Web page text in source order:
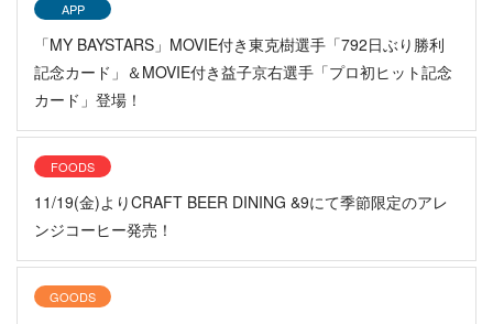
APP
「MY BAYSTARS」MOVIE付き東克樹選手「792日ぶり勝利
記念カード」＆MOVIE付き益子京右選手「プロ初ヒット記念
カード」登場！
FOODS
11/19(金)よりCRAFT BEER DINING &9にて季節限定のアレ
ンジコーヒー発売！
GOODS